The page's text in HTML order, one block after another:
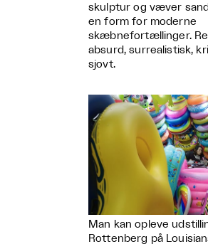
skulptur og væver
en form for moderne
skæbnefortællinger.
absurd, surrealistisk,
sjovt.
Man kan opleve
Rottenberg på